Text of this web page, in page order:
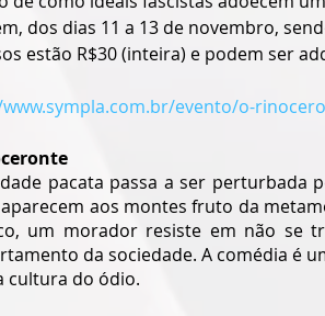
dos dias 11 a 13 de novembro,
estão R$30 (inteira) e podem ser
evento/o-
pacata passa a ser perturbada
aos montes fruto da
um morador resiste em não se
da sociedade. A comédia é
cultura do ódio.